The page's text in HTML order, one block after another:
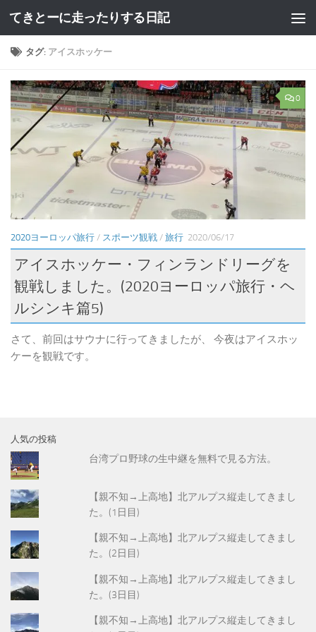
コンテンツへスキップ
てきとーに走ったりする日記
タグ: アイスホッケー
0
2020ヨーロッパ旅行 / スポーツ観戦 / 旅行 2020/06/17
アイスホッケー・フィンランドリーグを
観戦しました。(2020ヨーロッパ旅行・ヘ
ルシンキ篇5)
さて、前回はサウナに行ってきましたが、 今夜はアイスホッ
ケーを観戦です。
人気の投稿
台湾プロ野球の生中継を無料で見る方法。
【親不知→上高地】北アルプス縦走してきまし
た。(1日目)
【親不知→上高地】北アルプス縦走してきまし
た。(2日目)
【親不知→上高地】北アルプス縦走してきまし
た。(3日目)
【親不知→上高地】北アルプス縦走してきまし